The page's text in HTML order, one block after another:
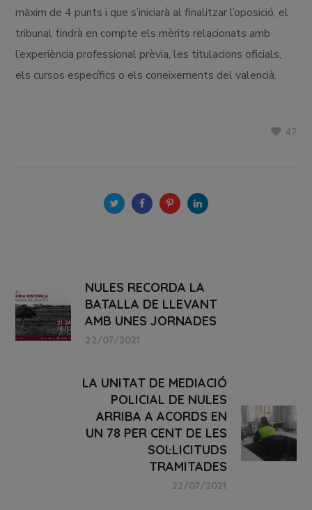
màxim de 4 punts i que s’iniciarà al finalitzar l’oposició, el
tribunal tindrà en compte els mèrits relacionats amb
l’experiència professional prèvia, les titulacions oficials,
els cursos específics o els coneixements del valencià.
47
NULES RECORDA LA
BATALLA DE LLEVANT
AMB UNES JORNADES
22/07/2021
LA UNITAT DE MEDIACIÓ
POLICIAL DE NULES
ARRIBA A ACORDS EN
UN 78 PER CENT DE LES
SOL·LICITUDS
TRAMITADES
22/07/2021